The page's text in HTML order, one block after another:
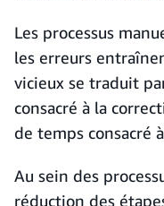
Les processus
les erreurs
vicieux se traduit
consacré à la
de temps consacré
Au sein des
réduction des